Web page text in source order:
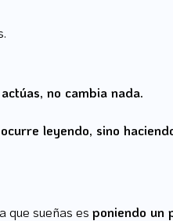
no cambia nada.
leyendo, sino
que sueñas es poniendo un